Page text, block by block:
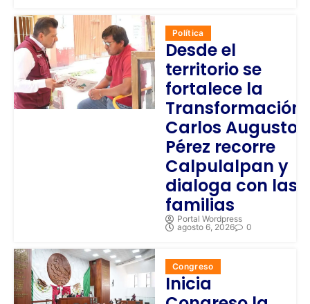
Política
Desde el
territorio se
fortalece la
Transformación;
Carlos Augusto
Pérez recorre
Calpulalpan y
dialoga con las
familias
Portal Wordpress
agosto 6, 2026
0
Congreso
Inicia